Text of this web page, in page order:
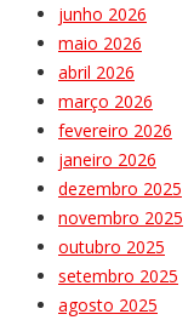
junho 2026
maio 2026
abril 2026
março 2026
fevereiro 2026
janeiro 2026
dezembro 2025
novembro 2025
outubro 2025
setembro 2025
agosto 2025